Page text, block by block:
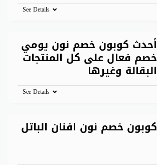
See Details
أحدث كوبون خصم نون يومي
خصم فعال على كل المنتجات
البقالة وغيرها
See Details
كوبون خصم نون افنان الباتل